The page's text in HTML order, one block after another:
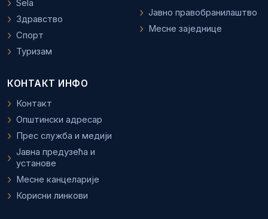
Sela
Здравство
Спорт
Туризам
Јавно правобранилаштво
Месне заједнице
КОНТАКТ ИНФО
Контакт
Општински адресар
Прес служба и медији
Јавна предузећа и
установе
Месне канцеларије
Корисни линкови